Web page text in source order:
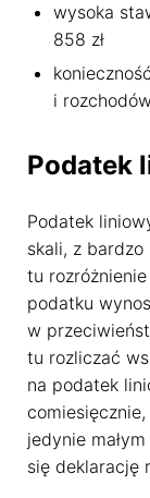
wysoka
858 zł
i rozchodów
Podatek
Podatek
skali, z
tu
podatku
w
tu rozliczać
na podatek
jedynie
się deklarację